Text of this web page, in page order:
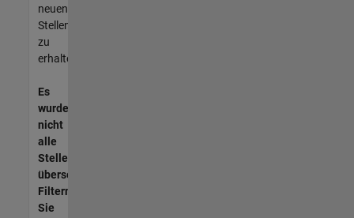
neuen
Stellenangeboten
zu
erhalten.
Es
wurden
nicht
alle
Stellen
übersetzt.
Filtern
Sie